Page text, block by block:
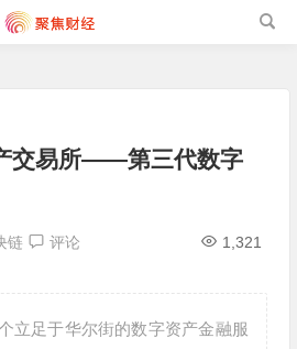
交易所——第三代数字
链 评论 1,321
立足于华尔街的数字资产金融服